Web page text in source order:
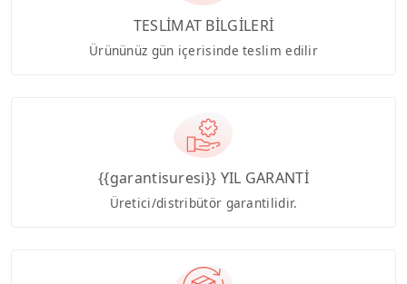
TESLİMAT BİLGİLERİ
Ürününüz gün içerisinde teslim edilir
{{garantisuresi}} YIL GARANTİ
Üretici/distribütör garantilidir.